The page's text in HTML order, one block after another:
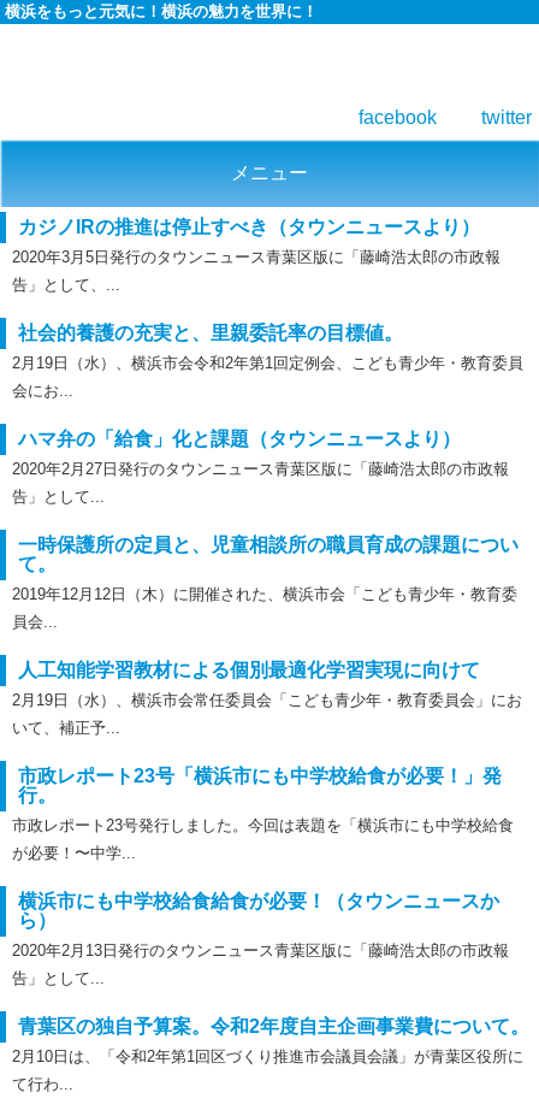
横浜をもっと元気に！横浜の魅力を世界に！
facebook twitter
メニュー
カジノIRの推進は停止すべき（タウンニュースより）
2020年3月5日発行のタウンニュース青葉区版に「藤崎浩太郎の市政報
告」として、...
社会的養護の充実と、里親委託率の目標値。
2月19日（水）、横浜市会令和2年第1回定例会、こども青少年・教育委員
会にお...
ハマ弁の「給食」化と課題（タウンニュースより）
2020年2月27日発行のタウンニュース青葉区版に「藤崎浩太郎の市政報
告」として...
一時保護所の定員と、児童相談所の職員育成の課題につい
て。
2019年12月12日（木）に開催された、横浜市会「こども青少年・教育委
員会...
人工知能学習教材による個別最適化学習実現に向けて
2月19日（水）、横浜市会常任委員会「こども青少年・教育委員会」にお
いて、補正予...
市政レポート23号「横浜市にも中学校給食が必要！」発
行。
市政レポート23号発行しました。今回は表題を「横浜市にも中学校給食
が必要！〜中学...
横浜市にも中学校給食給食が必要！（タウンニュースか
ら）
2020年2月13日発行のタウンニュース青葉区版に「藤崎浩太郎の市政報
告」として...
青葉区の独自予算案。令和2年度自主企画事業費について。
2月10日は、「令和2年第1回区づくり推進市会議員会議」が青葉区役所に
て行わ...